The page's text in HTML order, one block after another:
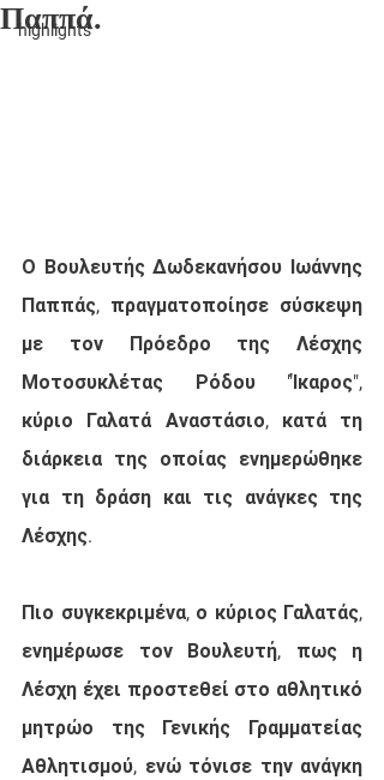
highlights
Παππά.
Ο Βουλευτής Δωδεκανήσου Ιωάννης
Παππάς, πραγματοποίησε σύσκεψη
με τον Πρόεδρο της Λέσχης
Μοτοσυκλέτας Ρόδου "Ίκαρος",
κύριο Γαλατά Αναστάσιο, κατά τη
διάρκεια της οποίας ενημερώθηκε
για τη δράση και τις ανάγκες της
Λέσχης.
Πιο συγκεκριμένα, ο κύριος Γαλατάς,
ενημέρωσε τον Βουλευτή, πως η
Λέσχη έχει προστεθεί στο αθλητικό
μητρώο της Γενικής Γραμματείας
Αθλητισμού, ενώ τόνισε την ανάγκη